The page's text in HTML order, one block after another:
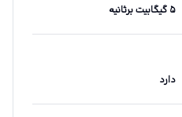
۵ گیگابیت برثانیه
دارد